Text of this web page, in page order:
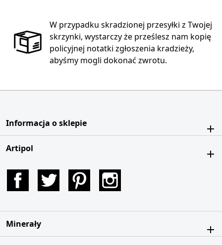
W przypadku skradzionej przesyłki z Twojej
skrzynki, wystarczy że prześlesz nam kopię
policyjnej notatki zgłoszenia kradzieży,
abyśmy mogli dokonać zwrotu.
Informacja o sklepie
Artipol
Facebook Twitter Pinterest
Minerały